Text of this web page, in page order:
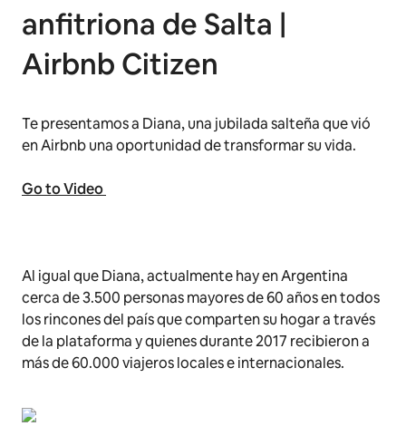
anfitriona de Salta |
Airbnb Citizen
Te presentamos a Diana, una jubilada salteña que vió
en Airbnb una oportunidad de transformar su vida.
Go to Video
Al igual que Diana, actualmente hay en Argentina
cerca de 3.500 personas mayores de 60 años en todos
los rincones del país que comparten su hogar a través
de la plataforma y quienes durante 2017 recibieron a
más de 60.000 viajeros locales e internacionales.